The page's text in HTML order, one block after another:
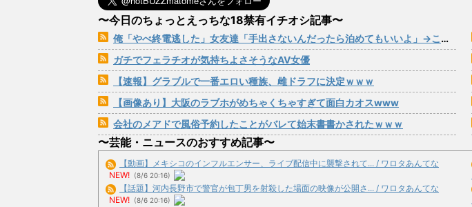
〜今日のちょっとえっちな18禁有イチオシ記事〜
俺「やべ終電逃した」女友達「手出さないんだったら泊めてもいいよ」→こうなるwww
ガチでフェラチオが気持ちよさそうなAV女優
【速報】グラブルで一番エロい種族、雌ドラフに決定ｗｗｗ
【画像あり】大阪のラブホがめちゃくちゃすぎて面白カオスwww
会社のメアドで風俗予約したことがバレて始末書書かされたｗｗｗ
〜芸能・ニュースのおすすめ記事〜
【動画】メキシコのインフルエンサー、ライブ配信中に襲撃されて... / ワロタあんてな
NEW! (8/6 20:16)
【話題】河内長野市で警官が包丁男を射殺した場面の映像が公開さ... / ワロタあんてな
NEW! (8/6 20:16)